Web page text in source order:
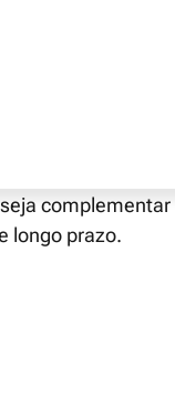
complementar
longo prazo.